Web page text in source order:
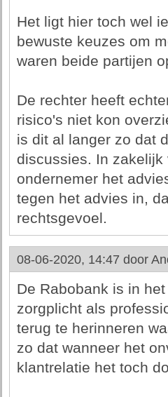
Het ligt hier toch wel
bewuste keuzes om
waren beide partijen
De rechter heeft
risico's niet kon
is dit al langer zo dat
discussies. In
ondernemer het
tegen het advies in,
rechtsgevoel.
08-06-2020, 14:47 door
De Rabobank is in
zorgplicht als
terug te herinneren
zo dat wanneer het
klantrelatie het toch